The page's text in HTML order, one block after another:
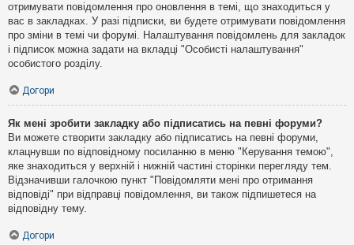
отримувати повідомлення про оновлення в темі, що знаходиться у
вас в закладках. У разі підписки, ви будете отримувати повідомлення
про зміни в темі чи форумі. Налаштування повідомлень для закладок
і підписок можна задати на вкладці "Особисті налаштування"
особистого розділу.
Догори
Як мені зробити закладку або підписатись на певні форуми?
Ви можете створити закладку або підписатись на певні форуми,
клацнувши по відповідному посиланню в меню "Керування темою",
яке знаходиться у верхній і нижній частині сторінки перегляду тем.
Відзначивши галочкою пункт "Повідомляти мені про отримання
відповіді" при відправці повідомлення, ви також підпишетеся на
відповідну тему.
Догори